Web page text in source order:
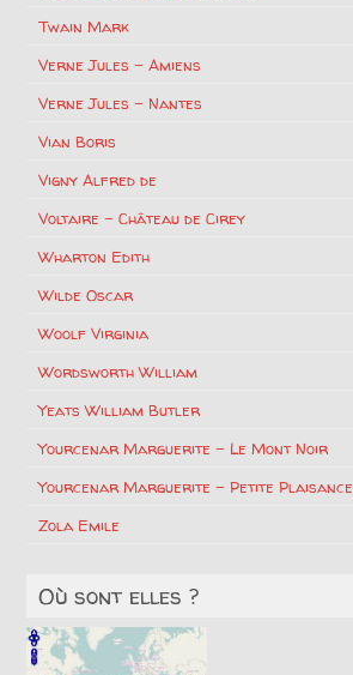
Twain Mark
Verne Jules – Amiens
Verne Jules – Nantes
Vian Boris
Vigny Alfred de
Voltaire – Château de Cirey
Wharton Edith
Wilde Oscar
Woolf Virginia
Wordsworth William
Yeats William Butler
Yourcenar Marguerite – Le Mont Noir
Yourcenar Marguerite – Petite Plaisance
Zola Emile
Où sont elles ?